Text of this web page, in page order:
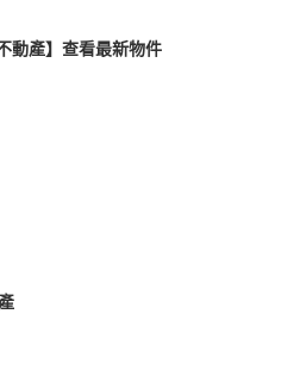
動產】查看最新物件